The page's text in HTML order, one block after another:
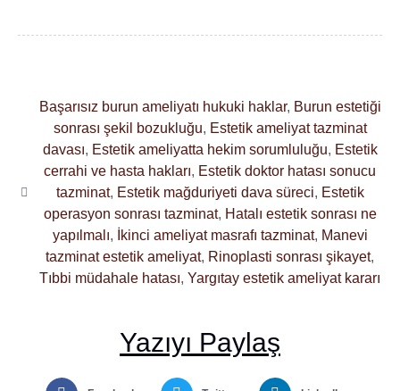
Başarısız burun ameliyatı hukuki haklar, Burun estetiği
sonrası şekil bozukluğu, Estetik ameliyat tazminat
davası, Estetik ameliyatta hekim sorumluluğu, Estetik
cerrahi ve hasta hakları, Estetik doktor hatası sonucu
tazminat, Estetik mağduriyeti dava süreci, Estetik
operasyon sonrası tazminat, Hatalı estetik sonrası ne
yapılmalı, İkinci ameliyat masrafı tazminat, Manevi
tazminat estetik ameliyat, Rinoplasti sonrası şikayet,
Tıbbi müdahale hatası, Yargıtay estetik ameliyat kararı
Yazıyı Paylaş